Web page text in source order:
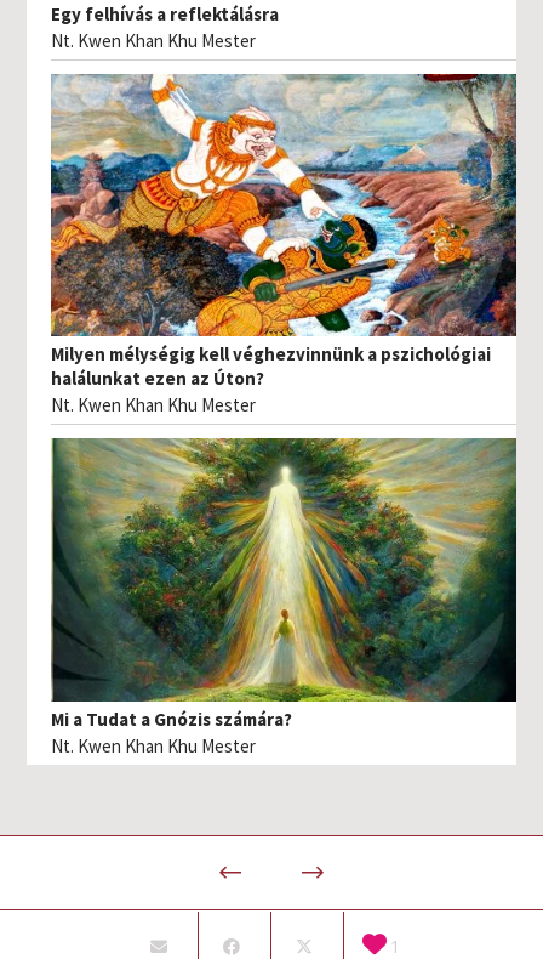
Egy felhívás a reflektálásra
Nt. Kwen Khan Khu Mester
Milyen mélységig kell véghezvinnünk a pszichológiai
halálunkat ezen az Úton?
Nt. Kwen Khan Khu Mester
Mi a Tudat a Gnózis számára?
Nt. Kwen Khan Khu Mester
1